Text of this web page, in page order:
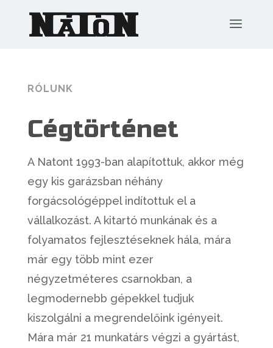
RÓLUNK
Cégtörténet
A Natont 1993-ban alapítottuk, akkor még
egy kis garázsban néhány
forgácsológéppel indítottuk el a
vállalkozást. A kitartó munkának és a
folyamatos fejlesztéseknek hála, mára
már egy több mint ezer
négyzetméteres csarnokban, a
legmodernebb gépekkel tudjuk
kiszolgálni a megrendelőink igényeit.
Mára már 21 munkatárs végzi a gyártást,